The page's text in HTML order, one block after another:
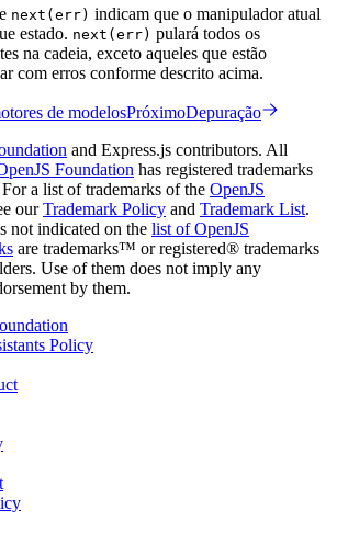
e next(err) indicam que o manipulador atual
estado. next(err) pulará todos os
na cadeia, exceto aqueles que estão
com erros conforme descrito acima.
de modelosPróximoDepuração
and Express.js contributors. All
Foundation has registered trademarks
a list of trademarks of the OpenJS
ourTrademark Policy and Trademark List.
not indicated on the list of OpenJS
are trademarks™ or registered® trademarks
Use of them does not imply any
by them.
Policy